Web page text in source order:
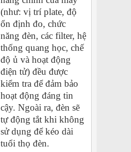
(như: vị trí plate, độ
ổn định đo, chức
năng đèn, các filter, hệ
thống quang học, chế
độ ủ và hoạt động
điện tử) đều được
kiểm tra để đảm bảo
hoạt động đáng tin
cậy. Ngoài ra, đèn sẽ
tự động tắt khi không
sử dụng để kéo dài
tuổi thọ đèn.